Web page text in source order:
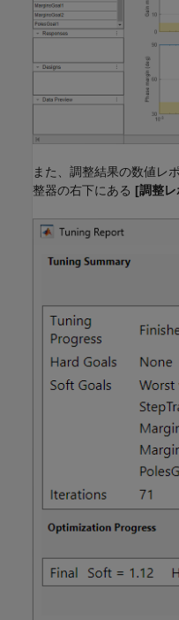
また、調整結果の数値レ
整器の右下にある [調整レ